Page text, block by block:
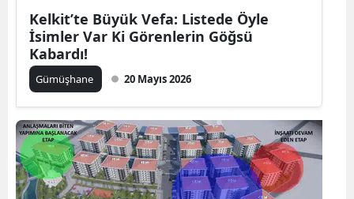
Yozgat
Bayburt
Karaman
Kırıkkale
Kelkit’te Büyük Vefa: Listede Öyle
İsimler Var Ki Görenlerin Göğsü
Kabardı!
Gümüşhane 20 Mayıs 2026